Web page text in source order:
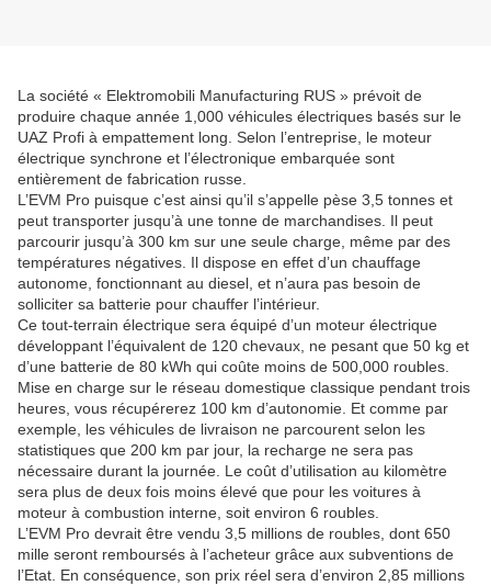
La société « Elektromobili Manufacturing RUS » prévoit de
produire chaque année 1,000 véhicules électriques basés sur le
UAZ Profi à empattement long. Selon l’entreprise, le moteur
électrique synchrone et l’électronique embarquée sont
entièrement de fabrication russe.
L’EVM Pro puisque c’est ainsi qu’il s’appelle pèse 3,5 tonnes et
peut transporter jusqu’à une tonne de marchandises. Il peut
parcourir jusqu’à 300 km sur une seule charge, même par des
températures négatives. Il dispose en effet d’un chauffage
autonome, fonctionnant au diesel, et n’aura pas besoin de
solliciter sa batterie pour chauffer l’intérieur.
Ce tout-terrain électrique sera équipé d’un moteur électrique
développant l’équivalent de 120 chevaux, ne pesant que 50 kg et
d’une batterie de 80 kWh qui coûte moins de 500,000 roubles.
Mise en charge sur le réseau domestique classique pendant trois
heures, vous récupérerez 100 km d’autonomie. Et comme par
exemple, les véhicules de livraison ne parcourent selon les
statistiques que 200 km par jour, la recharge ne sera pas
nécessaire durant la journée. Le coût d’utilisation au kilomètre
sera plus de deux fois moins élevé que pour les voitures à
moteur à combustion interne, soit environ 6 roubles.
L’EVM Pro devrait être vendu 3,5 millions de roubles, dont 650
mille seront remboursés à l’acheteur grâce aux subventions de
l’Etat. En conséquence, son prix réel sera d’environ 2,85 millions